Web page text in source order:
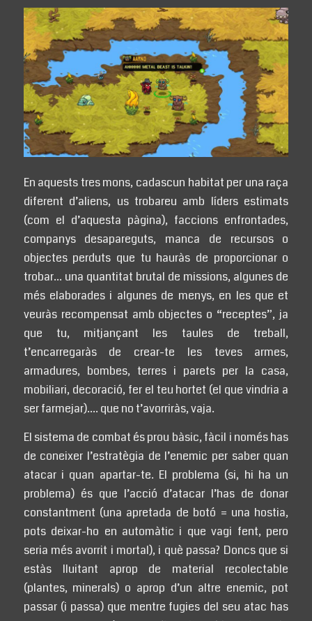
En aquests tres mons, cadascun habitat per una raça
diferent d’aliens, us trobareu amb líders estimats
(com el d’aquesta pàgina), faccions enfrontades,
companys desapareguts, manca de recursos o
objectes perduts que tu hauràs de proporcionar o
trobar… una quantitat brutal de missions, algunes de
més elaborades i algunes de menys, en les que et
veuràs recompensat amb objectes o “receptes”, ja
que tu, mitjançant les taules de treball,
t’encarregaràs de crear-te les teves armes,
armadures, bombes, terres i parets per la casa,
mobiliari, decoració, fer el teu hortet (el que vindria a
ser farmejar)…. que no t’avorriràs, vaja.
El sistema de combat és prou bàsic, fàcil i només has
de coneixer l’estratègia de l’enemic per saber quan
atacar i quan apartar-te. El problema (si, hi ha un
problema) és que l’acció d’atacar l’has de donar
constantment (una apretada de botó = una hostia,
pots deixar-ho en automàtic i que vagi fent, pero
seria més avorrit i mortal), i què passa? Doncs que si
estàs lluitant aprop de material recolectable
(plantes, minerals) o aprop d’un altre enemic, pot
passar (i passa) que mentre fugies del seu atac has